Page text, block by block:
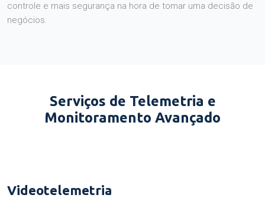
controle e mais segurança na hora de tomar uma decisão de
negócios.
Serviços de Telemetria e
Monitoramento Avançado
Videotelemetria